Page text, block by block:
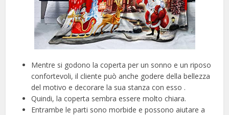
Mentre si godono la coperta per un sonno e un riposo
confortevoli, il cliente può anche godere della bellezza
del motivo e decorare la sua stanza con esso .
Quindi, la coperta sembra essere molto chiara.
Entrambe le parti sono morbide e possono aiutare a